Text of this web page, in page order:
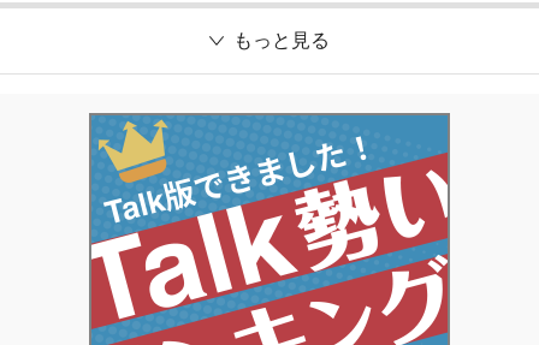
もっと見る